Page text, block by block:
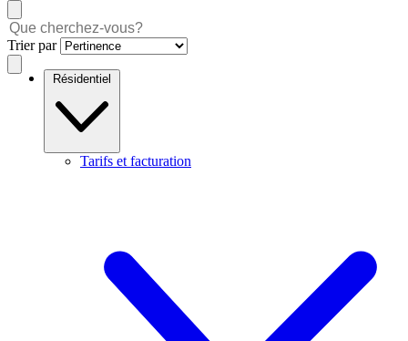
Trier par
Résidentiel
Tarifs et facturation